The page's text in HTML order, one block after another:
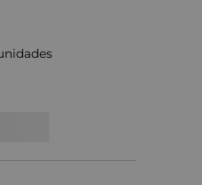
s